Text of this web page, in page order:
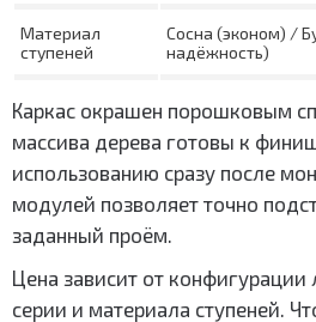
Материал
ступеней
Сосна (эконом) /
надёжность)
Каркас окрашен порошковым
массива дерева готовы к
использованию сразу после
модулей позволяет точно
заданный проём.
Цена зависит от
серии и материала ступеней.